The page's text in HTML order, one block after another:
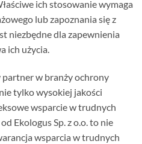
ich stosowanie wymaga
lub zapoznania się z
niezbędne dla zapewnienia
ich użycia.
partner w branży ochrony
tylko wysokiej jakości
wsparcie w trudnych
Ekologus Sp. z o.o. to nie
wsparcia w trudnych